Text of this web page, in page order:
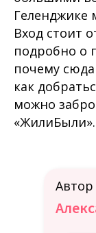
Геленджике
Вход стоит
подробно о
почему
как
можно
«ЖилиБыли».
Автор